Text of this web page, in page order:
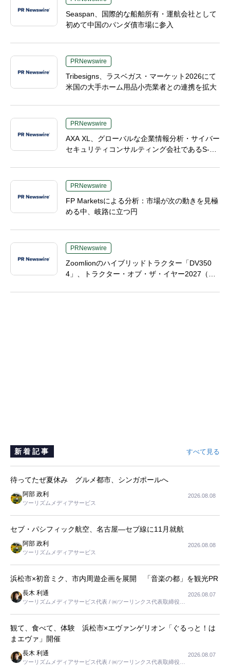
Seaspan、国際的な船舶所有・運航会社として
初めて中国のパンダ債市場に参入
PRNewswire
Tribesigns、ラスベガス・マーケット2026にて
米国の大手ホーム用品小売業者との連携を拡大
PRNewswire
AXA XL、グローバルな企業情報分析・サイバー
セキュリティコンサルティング会社であるS-R
PRNewswire
FP Marketsによる分析：市場が次の動きを見極
める中、岐路に立つ円
PRNewswire
Zoomlionのハイブリッドトラクター「DV350
4」、トラクター・オブ・ザ・イヤー2027（TO
新着記事 すべて見る
待ってたぜ夏休み グルメ都市、シンガポールへ
阿部 政利
ツーリズムメディアサービス
2026.08.08
セブ・パシフィック航空、名古屋―セブ線に11月就航
阿部 政利
ツーリズムメディアサービス
2026.08.08
浜松市×初音ミク、市内周遊企画を展開 「音楽の都」を観光PR
長木 利通
ツーリズムメディアサービス代表 / ㈱ツーリンクス代表取締役社
2026.08.07
観て、食べて、体験 浜松市×エヴァンゲリオン「ぐるっと！は
まエヴァ」開催
長木 利通
ツーリズムメディアサービス代表 / ㈱ツーリンクス代表取締役社
2026.08.07